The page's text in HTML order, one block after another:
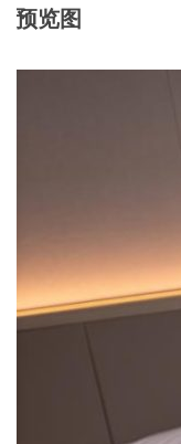
预览图